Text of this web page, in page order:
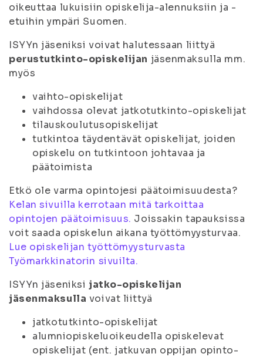
oikeuttaa lukuisiin opiskelija-alennuksiin ja -
etuihin ympäri Suomen.
ISYYn jäseniksi voivat halutessaan liittyä
perustutkinto-opiskelijan jäsenmaksulla mm.
myös
vaihto-opiskelijat
vaihdossa olevat jatkotutkinto-opiskelijat
tilauskoulutusopiskelijat
tutkintoa täydentävät opiskelijat, joiden
opiskelu on tutkintoon johtavaa ja
päätoimista
Etkö ole varma opintojesi päätoimisuudesta?
Kelan sivuilla kerrotaan mitä tarkoittaa
opintojen päätoimisuus. Joissakin tapauksissa
voit saada opiskelun aikana työttömyysturvaa.
Lue opiskelijan työttömyysturvasta
Työmarkkinatorin sivuilta.
ISYYn jäseniksi jatko-opiskelijan
jäsenmaksulla voivat liittyä
jatkotutkinto-opiskelijat
alumniopiskeluoikeudella opiskelevat
opiskelijat (ent. jatkuvan oppijan opinto-